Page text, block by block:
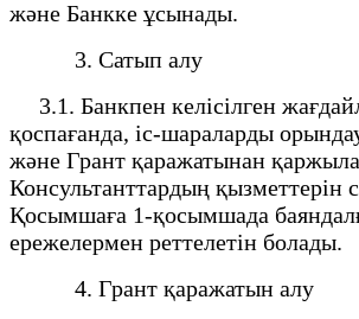
және Банкке ұсынады.
3. Сатып алу
3.1. Банкпен келісілген
қоспағанда, іс-шараларды
және Грант қаражатынан
Консультанттардың қызметтерін
Қосымшаға 1-қосымшада
ережелермен реттелетін болады.
4. Грант қаражатын алу